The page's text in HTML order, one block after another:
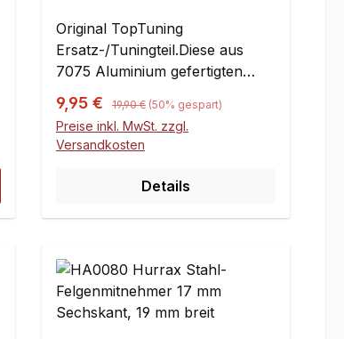
Traxxas X-MAXX
Original TopTuning
Ersatz-/Tuningteil.Diese aus
7075 Aluminium gefertigten
Adaptermuttern ermöglichen die
einfache und präzise Montage
aller MadMax, HPI und Losi 5ive
Reifen und Felgen auf dem
Traxxas X-MAXX. Mutter und
bestmögliche Ergebnis aus
gilt zu beachten, dass die
breiten Hinterräder auch nur
auf der Hinterachse eingesetzt
Verkaufspreis:
9,95 € Regulärer Preis:
19,90 € (50% gespart)
Preise inkl. MwSt. zzgl.
Versandkosten
Details